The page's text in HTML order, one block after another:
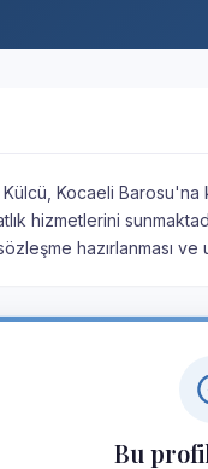
Kocaeli Barosu'na
hizmetlerini
hazırlanması
Bu